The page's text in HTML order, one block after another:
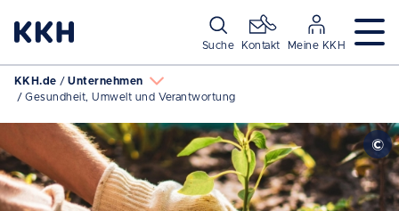
Suche Kontakt Meine KKH
KKH.de
Unternehmen
Gesundheit, Umwelt und Verantwortung